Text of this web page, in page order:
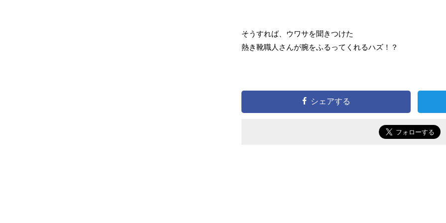
そうすれば、ウワサを聞きつけた
熱き靴職人さんが腕をふるってくれるハズ！？
シェアする